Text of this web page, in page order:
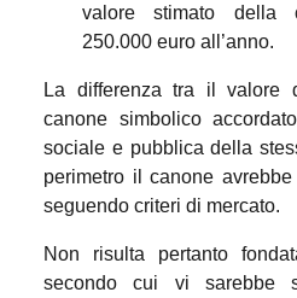
valore stimato della
250.000 euro all’anno.
La differenza tra il valore
canone simbolico
sociale e pubblica della
perimetro il canone
seguendo criteri di mercato.
Non risulta pertanto
secondo cui vi sarebbe